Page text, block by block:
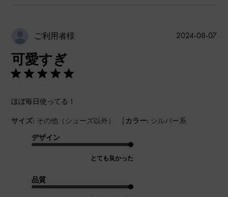
ご利用者様
可愛すぎ
ほぼ毎日使ってる！
サイズ: その他（シューズ以外） | カラー: シルバー系
デザイン
とても良かった
品質
公
2024-08-07